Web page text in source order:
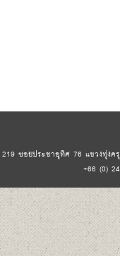
ซอยประชาอุทิศ 76 แขวงทุ่งค
+66 (0)